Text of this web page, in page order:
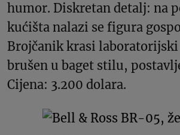
humor. Diskretan detalj: na
kućišta nalazi se figura
Brojčanik krasi
brušen u baget stilu,
Cijena: 3.200 dolara.